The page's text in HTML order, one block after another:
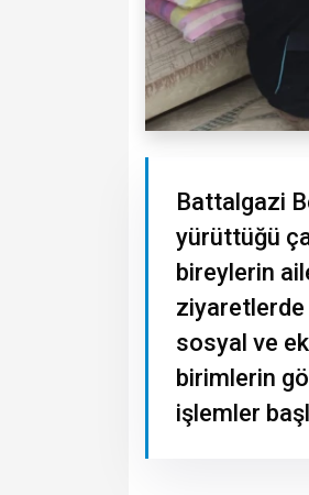
Battalgazi
yürüttüğü
bireylerin
ziyaretlerde
sosyal ve
birimlerin
işlemler